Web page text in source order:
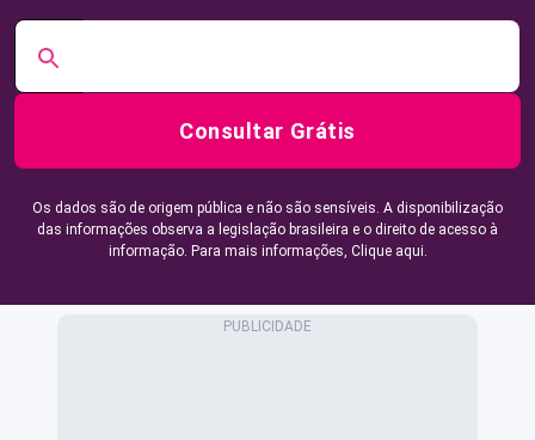
Consultar Grátis
Os dados são de origem pública e não são sensíveis. A disponibilização
das informações observa a legislação brasileira e o direito de acesso à
informação. Para mais informações, Clique aqui.